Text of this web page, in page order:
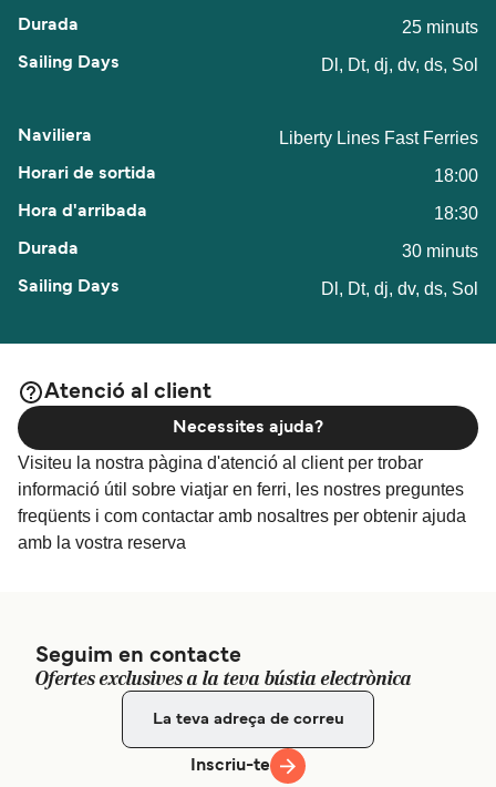
25 minuts
Dl, Dt, dj, dv, ds, Sol
Liberty Lines Fast Ferries
18:00
18:30
30 minuts
Dl, Dt, dj, dv, ds, Sol
Atenció al client
Visiteu la nostra pàgina d'atenció al client per trobar
informació útil sobre viatjar en ferri, les nostres preguntes
freqüents i com contactar amb nosaltres per obtenir ajuda
amb la vostra reserva
Necessites ajuda?
Seguim en contacte
Ofertes exclusives a la teva bústia electrònica
Inscriu-te